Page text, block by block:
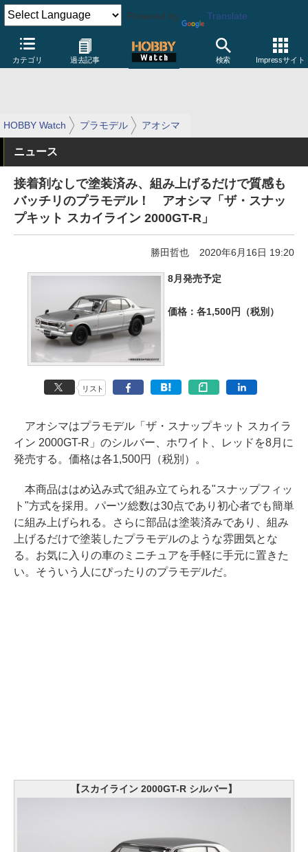
Powered by Translate
カテゴリ 過去記事 検索 Impressサイト
HOBBY Watch プラモデル アオシマ
ニュース
接着剤なしで塗装済み、組み上げるだけで質感も
バッチリのプラモデル！ アオシマ「ザ・スナッ
プキット スカイライン 2000GT-R」
勝田哲也 2020年6月16日 19:20
8月発売予定
価格：各1,500円（税別）
リスト
アオシマはプラモデル「ザ・スナップキット スカイラ
イン 2000GT-R」のシルバー、ホワイト、レッドを8月に
発売する。価格は各1,500円（税別）。
本商品ははめ込み式で組み立てられる"スナップフィッ
ト"方式を採用。パーツ総数は30点であり初心者でも簡単
に組み上げられる。さらに部品は塗装済みであり、組み
上げるだけで塗装したプラモデルのような雰囲気とな
る。お気に入りの車のミニチュアを手軽に手元に置きた
い。そういう人にぴったりのプラモデルだ。
【スカイライン 2000GT-R シルバー】